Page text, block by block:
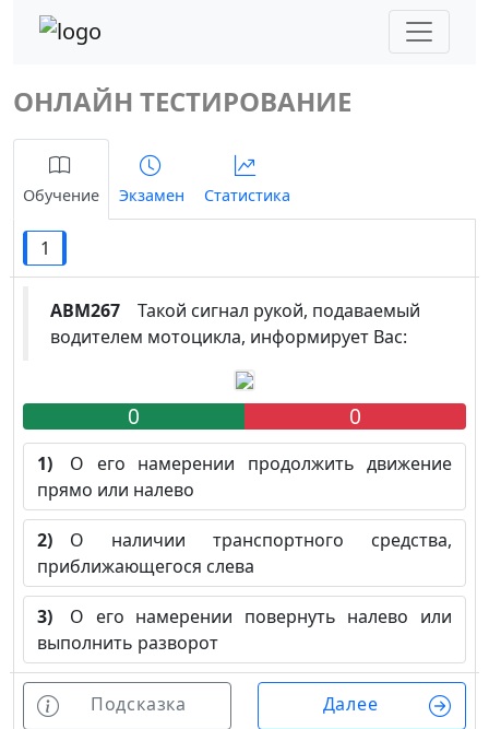
ОНЛАЙН ТЕСТИРОВАНИЕ
Обучение Экзамен Статистика
1
ABM267 Такой сигнал рукой, подаваемый
водителем мотоцикла, информирует Вас:
0 0
1) О его намерении продолжить движение
прямо или налево
2) О наличии транспортного средства,
приближающегося слева
3) О его намерении повернуть налево или
выполнить разворот
Подсказка Далее